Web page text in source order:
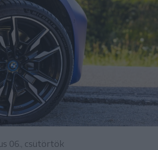
06., csütörtök